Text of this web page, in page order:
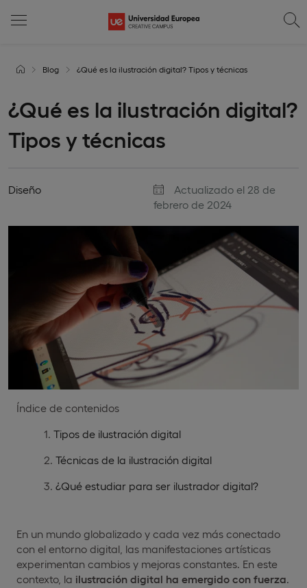
Blog ¿Qué es la ilustración digital? Tipos y técnicas
¿Qué es la ilustración digital?
Tipos y técnicas
Diseño
Actualizado el 28 de
febrero de 2024
Índice de contenidos
Tipos de ilustración digital
Técnicas de la ilustración digital
¿Qué estudiar para ser ilustrador digital?
En un mundo globalizado y cada vez más conectado
con el entorno digital, las manifestaciones artísticas
experimentan cambios y mejoras constantes. En este
contexto, la ilustración digital ha emergido con fuerza